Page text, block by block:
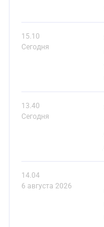
15.10
Сегодня
13.40
Сегодня
14.04
6 августа 2026